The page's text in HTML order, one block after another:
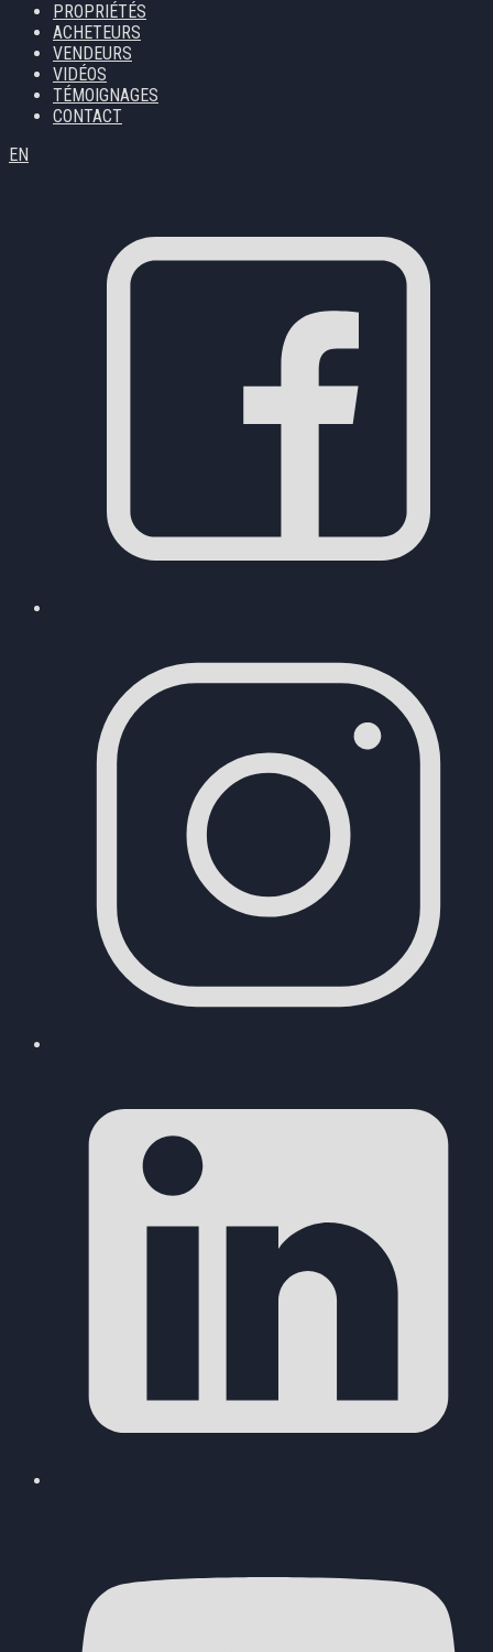
PROPRIÉTÉS
ACHETEURS
VENDEURS
VIDÉOS
TÉMOIGNAGES
CONTACT
EN